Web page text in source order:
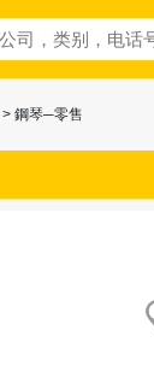
> 鋼琴─零售